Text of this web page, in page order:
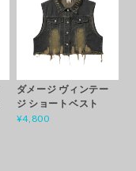
ダメージ ヴィンテー
ジ ショートベスト
¥4,800